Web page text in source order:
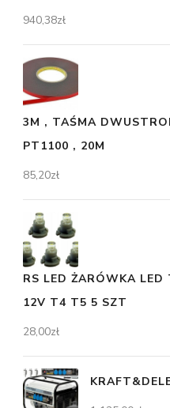
940,38zł
3M , TAŚMA
PT1100 , 20M
85,20zł
RS LED ŻARÓWKA
12V T4 T5 5 SZT
28,00zł